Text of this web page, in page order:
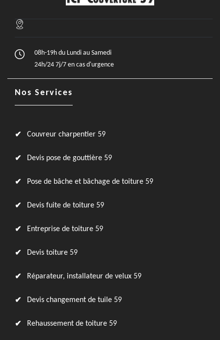
08h-19h du Lundi au Samedi
24h/24 7j/7 en cas d'urgence
Nos Services
Couvreur charpentier 59
Devis pose de gouttière 59
Pose de bâche et bâchage de toiture 59
Devis fuite de toiture 59
Entreprise de toiture 59
Devis toiture 59
Réparateur, installateur de velux 59
Devis changement de tuile 59
Rehaussement de toiture 59